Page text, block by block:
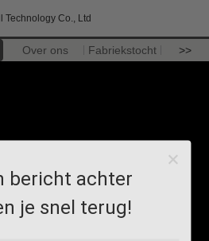
Technology Co., Ltd
Over ons Fabriekstocht >>
bericht achter
je snel terug!